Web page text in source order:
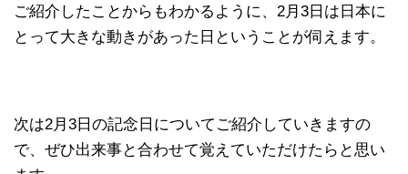
ご紹介したことからもわかるように、2月3日は日本に
とって大きな動きがあった日ということが伺えます。
次は2月3日の記念日についてご紹介していきますの
で、ぜひ出来事と合わせて覚えていただけたらと思い